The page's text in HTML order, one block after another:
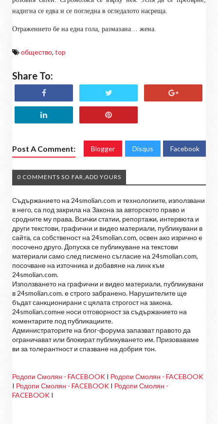
надигна се едва и се погледна в огледалото насреща.
Отражението бе на една гола, размазана… жена.
общество, top
Share To:
Post A Comment: Blogger Disqus Facebook
0 COMMENTS SO FAR,ADD YOURS
Съдържанието на 24smolian.com и технологиите, използвани
в него, са под закрила на Закона за авторското право и
сродните му права. Всички статии, репортажи, интервюта и
други текстови, графични и видео материали, публикувани в
сайта, са собственост на 24smolian.com, освен ако изрично е
посочено друго. Допуска се публикуване на текстови
материали само след писмено съгласие на 24smolian.com,
посочване на източника и добавяне на линк към
24smolian.com.
Използването на графични и видео материали, публикувани
в 24smolian.com. е строго забранено. Нарушителите ще
бъдат санкционирани с цялата строгост на закона.
24smolian.comне носи отговорност за съдържанието на
коментарите под публикациите.
Администраторите на блог-форума запазват правото да
ограничават или блокират публикуването им. Призоваваме
ви за толерантност и спазване на добрия тон.
Родопи Смолян - FACEBOOK I Родопи Смолян - FACEBOOK
I Родопи Смолян - FACEBOOK I Родопи Смолян -
FACEBOOK I